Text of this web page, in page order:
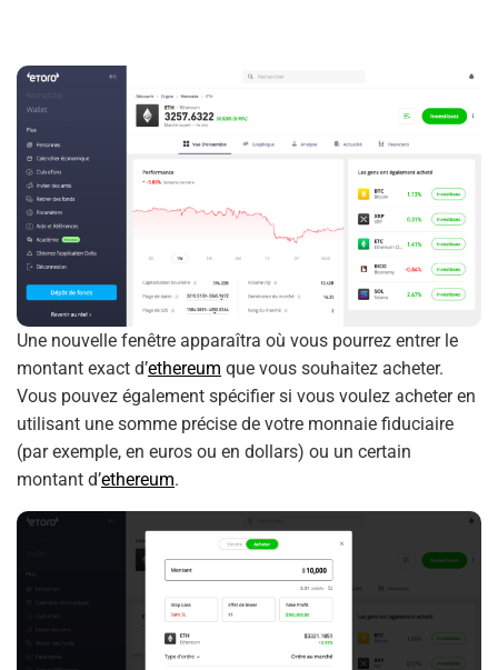
Une nouvelle fenêtre apparaîtra où vous pourrez entrer le
montant exact d’ethereum que vous souhaitez acheter.
Vous pouvez également spécifier si vous voulez acheter en
utilisant une somme précise de votre monnaie fiduciaire
(par exemple, en euros ou en dollars) ou un certain
montant d’ethereum.